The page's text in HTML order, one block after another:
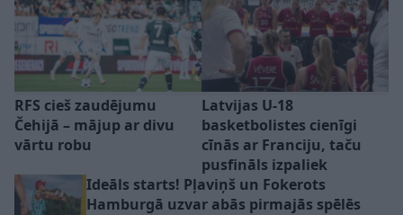
RFS cieš zaudējumu
Čehijā – mājup ar divu
vārtu robu
Latvijas U-18
basketbolistes cienīgi
cīnās ar Franciju, taču
pusfināls izpaliek
Ideāls starts! Pļaviņš un Fokerots
Hamburgā uzvar abās pirmajās spēlēs